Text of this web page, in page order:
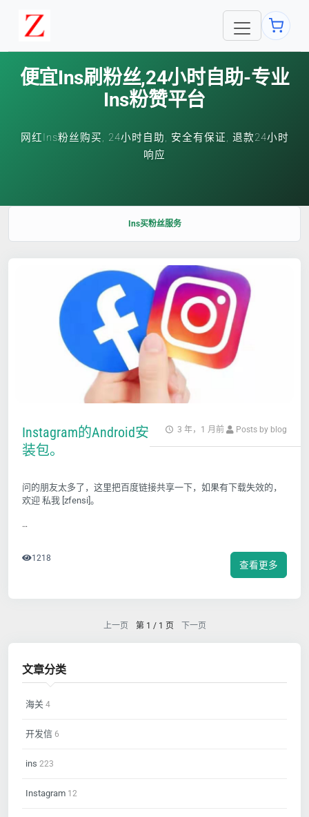
便宜ins刷粉丝,24小时自助-专业
Ins粉赞平台
网红Ins粉丝购买, 24小时自助, 安全有保证, 退款24小时
响应
Ins买粉丝服务
3 年，1 月前 Posts by blog
Instagram的Android安
装包。
问的朋友太多了，这里把百度链接共享一下，如果有下载失效的，
欢迎 私我 [zfensi]。
…
查看更多
1218
上一页 第 1 / 1 页 下一页
文章分类
海关 4
开发信 6
ins 223
Instagram 12